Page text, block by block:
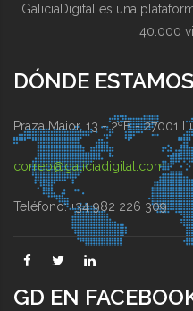
GaliciaDigital es una
40.000
DÓNDE ESTAMOS
Praza Maior, 13 - 2ºB - 27001
correo@galiciadigital.com
Teléfono: +34 982 226 309
GD EN